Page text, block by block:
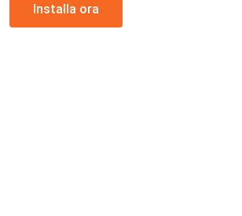
Installa ora